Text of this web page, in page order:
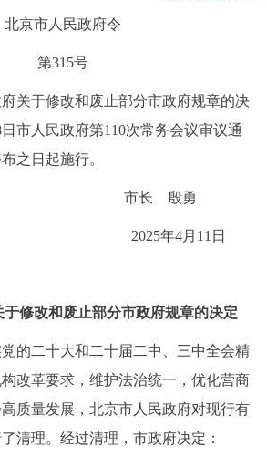
利企服务
我要建议
十六区概览 人文北京
图说北京 视频北京
北京市人民政府令
第315号
于修改和废止部分市政府规章的决
市人民政府第110次常务会议审议通
之日起施行。
市长 殷勇
2025年4月11日
修改和废止部分市政府规章的决定
二十大和二十届二中、三中全会精
改革要求，维护法治统一，优化营商
质量发展，北京市人民政府对现行有
清理。经过清理，市政府决定：